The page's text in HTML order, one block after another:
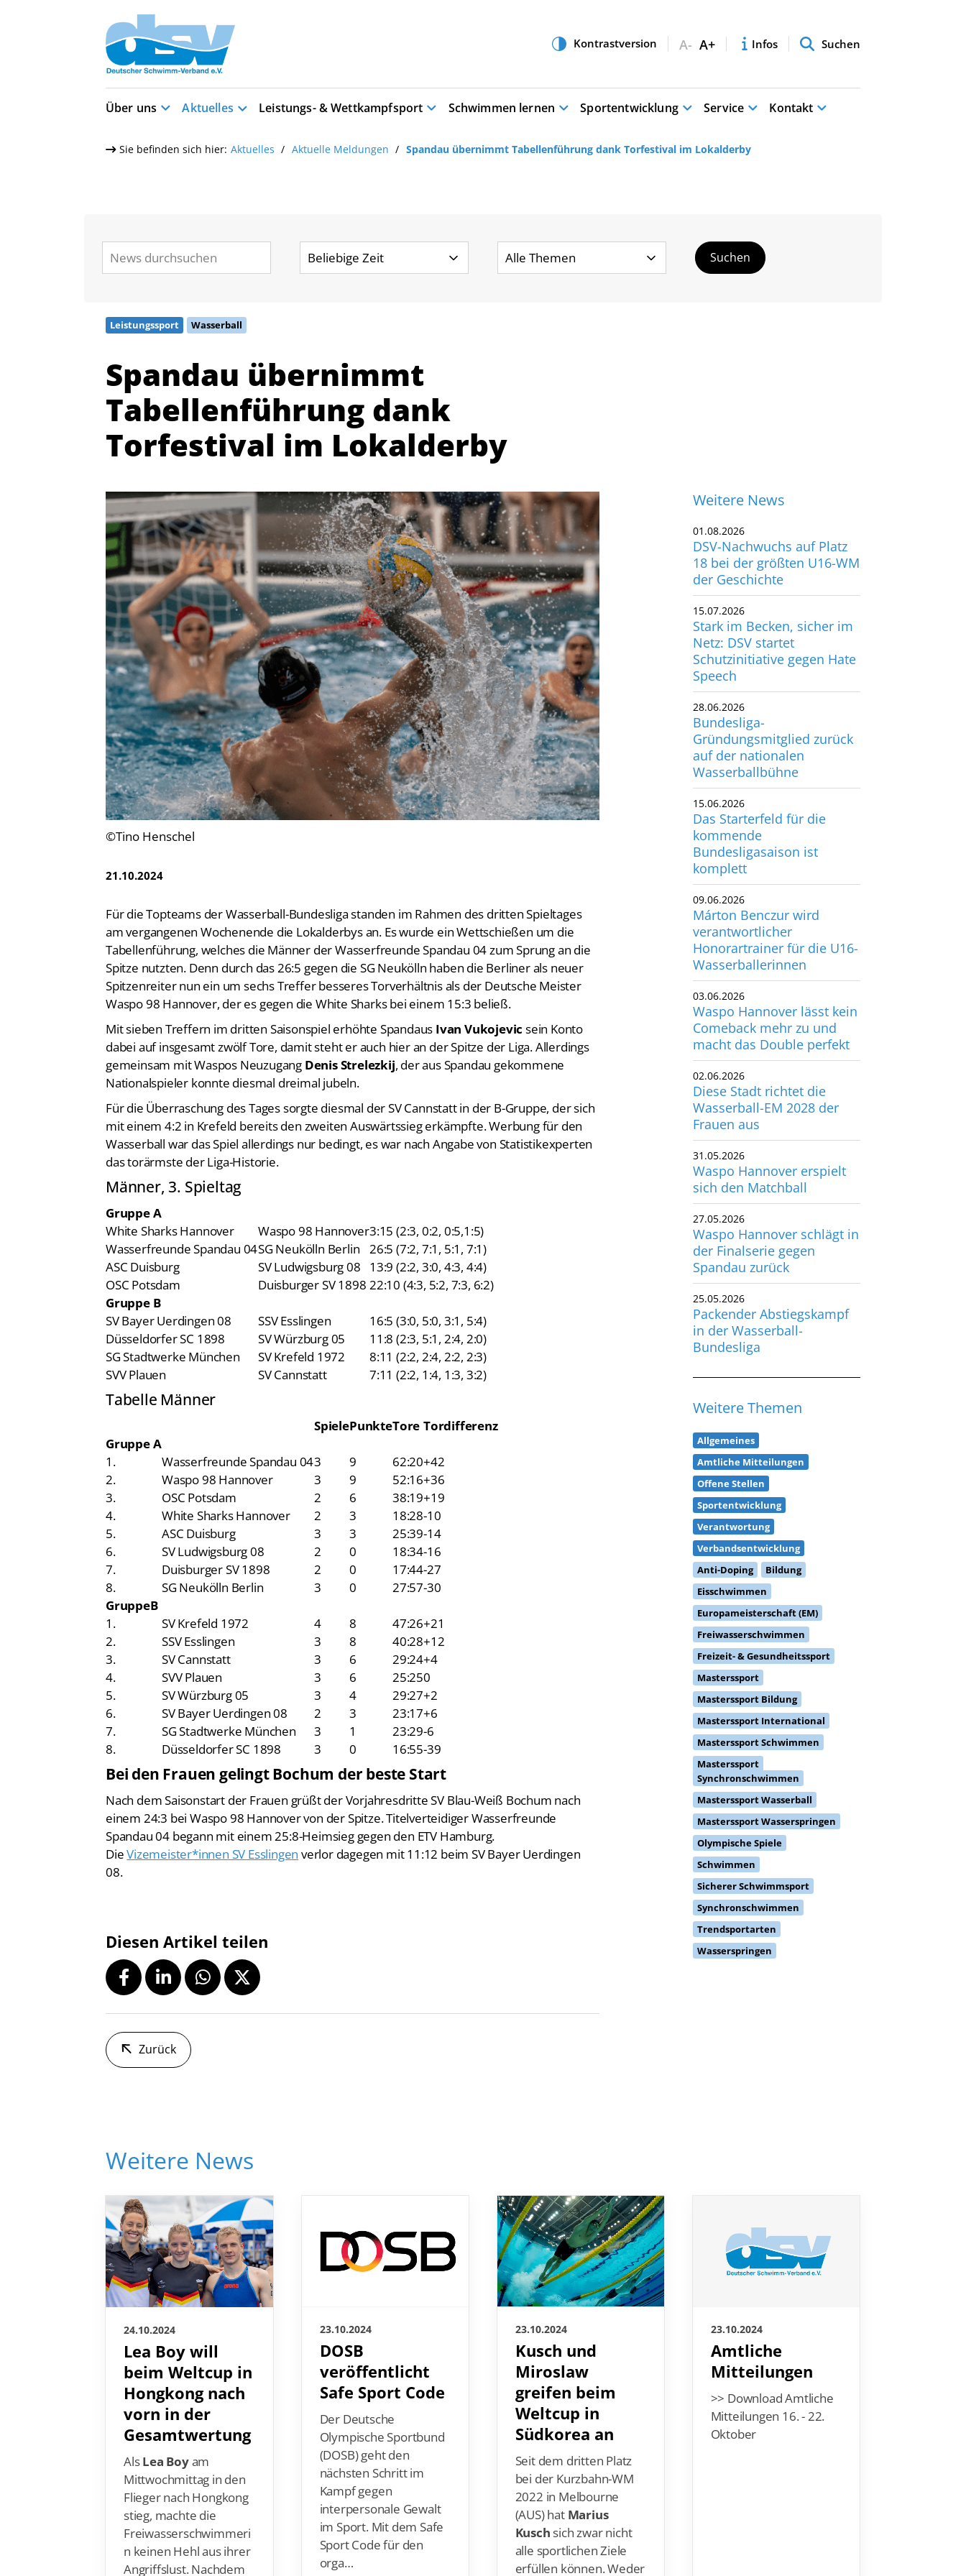
A- A+ Infos Suchen
Über uns Aktuelles Leistungs- & Wettkampfsport Schwimmen lernen Sportentwicklung Service Kontakt
Sie befinden sich hier: Aktuelles Aktuelle Meldungen Spandau übernimmt Tabellenführung dank Torfestival im Lokalderby
Leistungssport Wasserball
Spandau übernimmt
Tabellenführung dank
Torfestival im Lokalderby
©Tino Henschel
21.10.2024
Für die Topteams der Wasserball-Bundesliga standen im Rahmen des dritten Spieltages
am vergangenen Wochenende die Lokalderbys an. Es wurde ein Wettschießen um die
Tabellenführung, welches die Männer der Wasserfreunde Spandau 04 zum Sprung an die
Spitze nutzten. Denn durch das 26:5 gegen die SG Neukölln haben die Berliner als neuer
Spitzenreiter nun ein um sechs Treffer besseres Torverhältnis als der Deutsche Meister
Waspo 98 Hannover, der es gegen die White Sharks bei einem 15:3 beließ.
Mit sieben Treffern im dritten Saisonspiel erhöhte Spandaus Ivan Vukojevic sein Konto
dabei auf insgesamt zwölf Tore, damit steht er auch hier an der Spitze der Liga. Allerdings
gemeinsam mit Waspos Neuzugang Denis Strelezkij, der aus Spandau gekommene
Nationalspieler konnte diesmal dreimal jubeln.
Für die Überraschung des Tages sorgte diesmal der SV Cannstatt in der B-Gruppe, der sich
mit einem 4:2 in Krefeld bereits den zweiten Auswärtssieg erkämpfte. Werbung für den
Wasserball war das Spiel allerdings nur bedingt, es war nach Angabe von Statistikexperten
das torärmste der Liga-Historie.
Männer, 3. Spieltag
Gruppe A
White Sharks Hannover
Waspo 98 Hannover3:15 (2:3, 0:2, 0:5,1:5)
Wasserfreunde Spandau 04SG Neukölln Berlin
26:5 (7:2, 7:1, 5:1, 7:1)
ASC Duisburg
SV Ludwigsburg 08
13:9 (2:2, 3:0, 4:3, 4:4)
OSC Potsdam
Duisburger SV 1898 22:10 (4:3, 5:2, 7:3, 6:2)
Gruppe B
SV Bayer Uerdingen 08
SSV Esslingen
16:5 (3:0, 5:0, 3:1, 5:4)
Düsseldorfer SC 1898
SV Würzburg 05
11:8 (2:3, 5:1, 2:4, 2:0)
SG Stadtwerke München
SV Krefeld 1972
8:11 (2:2, 2:4, 2:2, 2:3)
SVV Plauen
SV Cannstatt 7:11 (2:2, 1:4, 1:3, 3:2)
Tabelle Männer
SpielePunkteTore Tordifferenz
Gruppe A
1.
Wasserfreunde Spandau 043 9 62:20+42
2.
Waspo 98 Hannover 3 9 52:16+36
3.
OSC Potsdam 2 6 38:19+19
4.
White Sharks Hannover 2 3 18:28-10
5.
ASC Duisburg 3 3 25:39-14
6.
SV Ludwigsburg 08 2 0 18:34-16
7.
Duisburger SV 1898 2 0 17:44-27
8.
SG Neukölln Berlin 3 0 27:57-30
GruppeB
1.
SV Krefeld 1972 4 8 47:26+21
2.
SSV Esslingen 3 8 40:28+12
3.
SV Cannstatt 3 6 29:24+4
4.
SVV Plauen 3 6 25:250
5.
SV Würzburg 05 3 4 29:27+2
6.
SV Bayer Uerdingen 08 2 3 23:17+6
7.
SG Stadtwerke München 3 1 23:29-6
8.
Düsseldorfer SC 1898 3 0 16:55-39
Bei den Frauen gelingt Bochum der beste Start
Nach dem Saisonstart der Frauen grüßt der Vorjahresdritte SV Blau-Weiß Bochum nach
einem 24:3 bei Waspo 98 Hannover von der Spitze. Titelverteidiger Wasserfreunde
Spandau 04 begann mit einem 25:8-Heimsieg gegen den ETV Hamburg.
DieVizemeister*innen SV Esslingen verlor dagegen mit 11:12 beim SV Bayer Uerdingen
08.
Diesen Artikel teilen
Zurück
Weitere News
01.08.2026
DSV-Nachwuchs auf Platz
18 bei der größten U16-WM
der Geschichte
15.07.2026
Stark im Becken, sicher im
Netz: DSV startet
Schutzinitiative gegen Hate
Speech
28.06.2026
Bundesliga-
Gründungsmitglied zurück
auf der nationalen
Wasserballbühne
15.06.2026
Das Starterfeld für die
kommende
Bundesligasaison ist
komplett
09.06.2026
Márton Benczur wird
verantwortlicher
Honorartrainer für die U16-
Wasserballerinnen
03.06.2026
Waspo Hannover lässt kein
Comeback mehr zu und
macht das Double perfekt
02.06.2026
Diese Stadt richtet die
Wasserball-EM 2028 der
Frauen aus
31.05.2026
Waspo Hannover erspielt
sich den Matchball
27.05.2026
Waspo Hannover schlägt in
der Finalserie gegen
Spandau zurück
25.05.2026
Packender Abstiegskampf
in der Wasserball-
Bundesliga
Weitere Themen
Allgemeines
Amtliche Mitteilungen
Offene Stellen
Sportentwicklung
Verantwortung
Verbandsentwicklung
Anti-Doping
Bildung
Eisschwimmen
Europameisterschaft (EM)
Freiwasserschwimmen
Freizeit- & Gesundheitssport
Masterssport
Masterssport Bildung
Masterssport International
Masterssport Schwimmen
Masterssport
Synchronschwimmen
Masterssport Wasserball
Masterssport Wasserspringen
Olympische Spiele
Schwimmen
Sicherer Schwimmsport
Synchronschwimmen
Trendsportarten
Wasserspringen
Weitere News
24.10.2024
Lea Boy will
beim Weltcup in
Hongkong nach
vorn in der
Gesamtwertung
AlsLea Boyam
Mittwochmittag in den
Flieger nach Hongkong
stieg, machte die
Freiwasserschwimmeri
n keinen Hehl aus ihrer
Angriffslust. Nachdem
23.10.2024
DOSB
veröffentlicht
Safe Sport Code
Der Deutsche
Olympische Sportbund
(DOSB) geht den
nächsten Schritt im
Kampf gegen
interpersonale Gewalt
im Sport. Mit dem Safe
Sport Code für den
orga…
23.10.2024
Kusch und
Miroslaw
greifen beim
Weltcup in
Südkorea an
Seit dem dritten Platz
bei der Kurzbahn-WM
2022 in Melbourne
(AUS) hat Marius
Kusch sich zwar nicht
alle sportlichen Ziele
erfüllen können. Weder
23.10.2024
Amtliche
Mitteilungen
>> Download Amtliche
Mitteilungen 16. - 22.
Oktober
Quicklinks
Vereinsfinder
Lizenzwesen
Zentrale Hinweisstelle
Anti-Doping
Recht auf sicheren Schwimmsport
Abteilungen
Schwimmen
Freiwasserschwimmen
Wasserspringen
Wasserball
Synchronschwimmen
Masterssport
Deutscher Schwimm-Verband e.V.
Korbacher Straße 93
D-34132 Kassel
Fax: +49 561 94083-15
info@dsv.de